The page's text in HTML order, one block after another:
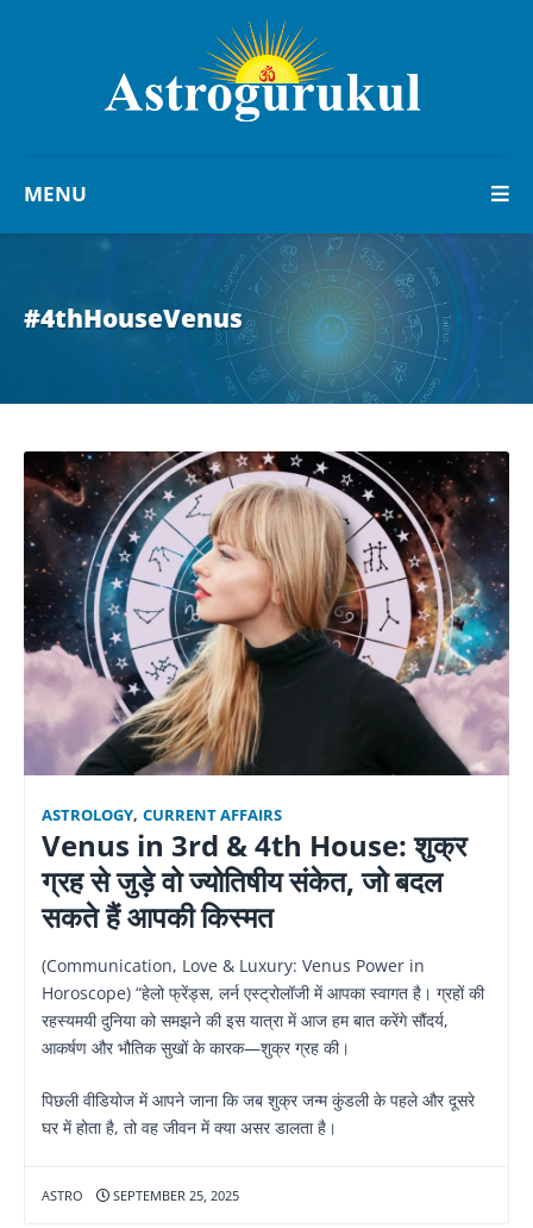
MENU
#4thHouseVenus
ASTROLOGY, CURRENT AFFAIRS
Venus in 3rd & 4th House: शुक्र
ग्रह से जुड़े वो ज्योतिषीय संकेत, जो बदल
सकते हैं आपकी किस्मत
(Communication, Love & Luxury: Venus Power in
Horoscope) “हेलो फ्रेंड्स, लर्न एस्ट्रोलॉजी में आपका स्वागत है। ग्रहों की
रहस्यमयी दुनिया को समझने की इस यात्रा में आज हम बात करेंगे सौंदर्य,
आकर्षण और भौतिक सुखों के कारक—शुक्र ग्रह की।
पिछली वीडियोज में आपने जाना कि जब शुक्र जन्म कुंडली के पहले और दूसरे
घर में होता है, तो वह जीवन में क्या असर डालता है।
ASTRO SEPTEMBER 25, 2025